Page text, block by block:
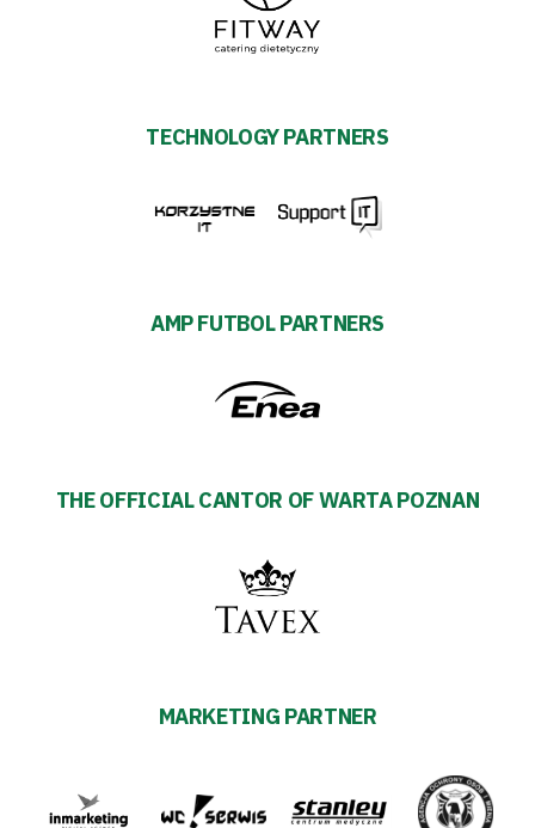
#WORTHdownload
TECHNOLOGY PARTNERS
AMP FUTBOL PARTNERS
THE OFFICIAL CANTOR OF WARTA POZNAN
MARKETING PARTNER